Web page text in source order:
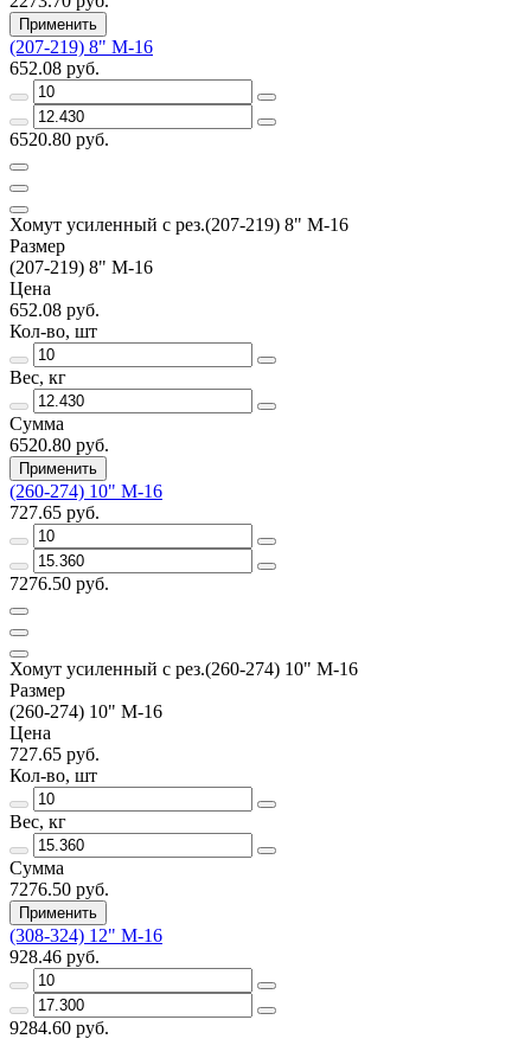
Применить
(207-219) 8" М-16
652.08 руб.
6520.80 руб.
Хомут усиленный с рез.(207-219) 8" М-16
Размер
(207-219) 8" М-16
Цена
652.08 руб.
Кол-во, шт
Вес, кг
Сумма
6520.80 руб.
Применить
(260-274) 10" М-16
727.65 руб.
7276.50 руб.
Хомут усиленный с рез.(260-274) 10" М-16
Размер
(260-274) 10" М-16
Цена
727.65 руб.
Кол-во, шт
Вес, кг
Сумма
7276.50 руб.
Применить
(308-324) 12" М-16
928.46 руб.
9284.60 руб.